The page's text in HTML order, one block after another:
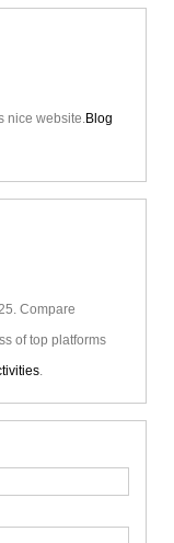
nice website.Blog
Compare
of top platforms
.